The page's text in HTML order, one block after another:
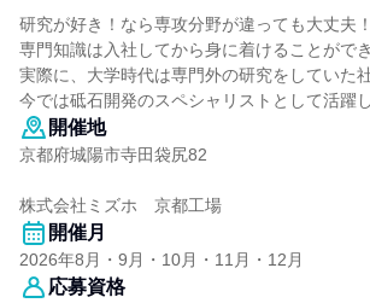
研究が好き！なら専攻分野が違っても大丈夫！
専門知識は入社してから身に着けることができ
実際に、大学時代は専門外の研究をしていた社
今では砥石開発のスペシャリストとして活躍
開催地
京都府城陽市寺田袋尻82
株式会社ミズホ 京都工場
開催月
2026年8月・9月・10月・11月・12月
応募資格